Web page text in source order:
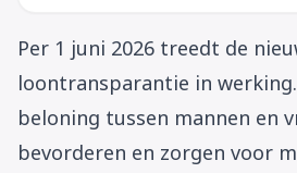
Per 1 juni 2026 treedt de
loontransparantie in
beloning tussen mannen en
bevorderen en zorgen voor